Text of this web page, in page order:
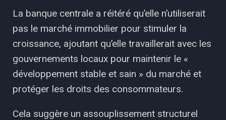
La banque centrale a réitéré qu’elle n’utiliserait
pas le marché immobilier pour stimuler la
croissance, ajoutant qu’elle travaillerait avec les
gouvernements locaux pour maintenir le «
développement stable et sain » du marché et
protéger les droits des consommateurs.
Cela suggère un assouplissement structurel